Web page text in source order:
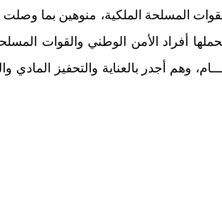
المسلحة الملكية، منوهين بما
أفراد الأمن الوطني والقوات
وهم أجدر بالعناية والتحفيز المادي